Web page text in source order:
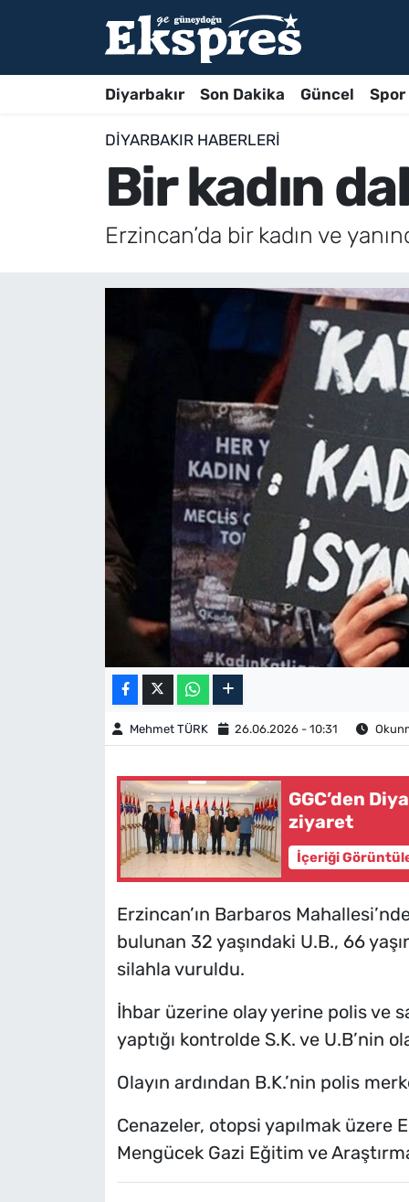
Diyarbakır Son Dakika Güncel Spor
DIYARBAKIR HABERLERI
Bir kadın
Erzincan’da bir kadın ve
Mehmet TÜRK 26.06.2026 - 10:31
GGC’den
ziyaret
İçeriği
Erzincan’ın Barbaros
bulunan 32 yaşındaki U.B., 66
silahla vuruldu.
İhbar üzerine olay yerine polis ve
yaptığı kontrolde S.K. ve U.B’nin
Olayın ardından B.K.’nin polis
Cenazeler, otopsi yapılmak üzere
Mengücek Gazi Eğitim ve